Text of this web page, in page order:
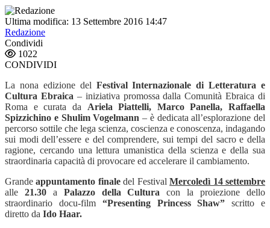
Ultima modifica: 13 Settembre 2016 14:47
Redazione
Condividi
1022
CONDIVIDI
La nona edizione del Festival Internazionale di Letteratura e
Cultura Ebraica – iniziativa promossa dalla Comunità Ebraica di
Roma e curata da Ariela Piattelli, Marco Panella, Raffaella
Spizzichino e Shulim Vogelmann – è dedicata all’esplorazione del
percorso sottile che lega scienza, coscienza e conoscenza, indagando
sui modi dell’essere e del comprendere, sui tempi del sacro e della
ragione, cercando una lettura umanistica della scienza e della sua
straordinaria capacità di provocare ed accelerare il cambiamento.
Grandeappuntamento finaledel FestivalMercoledì 14 settembre
alle 21.30 a Palazzo della Culturacon la proiezione dello
straordinario docu-film “Presenting Princess Shaw” scritto e
diretto da Ido Haar.